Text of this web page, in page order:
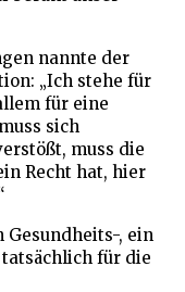
nannte der
„Ich stehe für
für eine
sich
muss die
Recht hat, hier
Gesundheits-, ein
für die